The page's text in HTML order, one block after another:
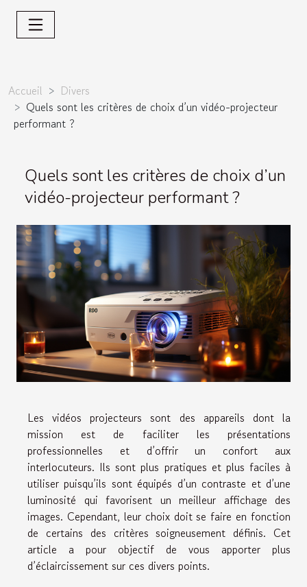
Accueil
Divers
Quels sont les critères de choix d’un vidéo-projecteur
performant ?
Quels sont les critères de choix d’un
vidéo-projecteur performant ?
Les vidéos projecteurs sont des appareils dont la
mission est de faciliter les présentations
professionnelles et d’offrir un confort aux
interlocuteurs. Ils sont plus pratiques et plus faciles à
utiliser puisqu’ils sont équipés d’un contraste et d’une
luminosité qui favorisent un meilleur affichage des
images. Cependant, leur choix doit se faire en fonction
de certains des critères soigneusement définis. Cet
article a pour objectif de vous apporter plus
d’éclaircissement sur ces divers points.